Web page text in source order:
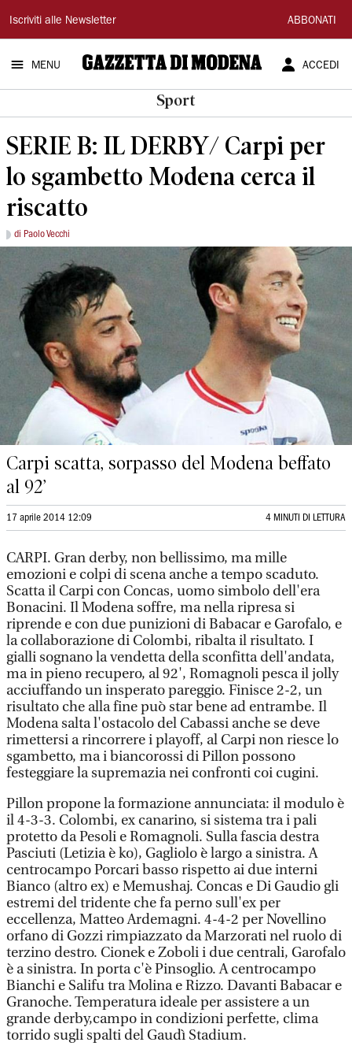
Gazzetta
di
Modena
Iscriviti alle Newsletter ABBONATI
MENU ACCEDI
Sport
SERIE B: IL DERBY/ Carpi per
lo sgambetto Modena cerca il
riscatto
di Paolo Vecchi
Carpi scatta, sorpasso del Modena beffato
al 92’
17 aprile 2014 12:09 4 MINUTI DI LETTURA
CARPI. Gran derby, non bellissimo, ma mille
emozioni e colpi di scena anche a tempo scaduto.
Scatta il Carpi con Concas, uomo simbolo dell'era
Bonacini. Il Modena soffre, ma nella ripresa si
riprende e con due punizioni di Babacar e Garofalo, e
la collaborazione di Colombi, ribalta il risultato. I
gialli sognano la vendetta della sconfitta dell'andata,
ma in pieno recupero, al 92', Romagnoli pesca il jolly
acciuffando un insperato pareggio. Finisce 2-2, un
risultato che alla fine può star bene ad entrambe. Il
Modena salta l'ostacolo del Cabassi anche se deve
rimettersi a rincorrere i playoff, al Carpi non riesce lo
sgambetto, ma i biancorossi di Pillon possono
festeggiare la supremazia nei confronti coi cugini.
Pillon propone la formazione annunciata: il modulo è
il 4-3-3. Colombi, ex canarino, si sistema tra i pali
protetto da Pesoli e Romagnoli. Sulla fascia destra
Pasciuti (Letizia è ko), Gagliolo è largo a sinistra. A
centrocampo Porcari basso rispetto ai due interni
Bianco (altro ex) e Memushaj. Concas e Di Gaudio gli
estremi del tridente che fa perno sull'ex per
eccellenza, Matteo Ardemagni. 4-4-2 per Novellino
orfano di Gozzi rimpiazzato da Marzorati nel ruolo di
terzino destro. Cionek e Zoboli i due centrali, Garofalo
è a sinistra. In porta c'è Pinsoglio. A centrocampo
Bianchi e Salifu tra Molina e Rizzo. Davanti Babacar e
Granoche. Temperatura ideale per assistere a un
grande derby,campo in condizioni perfette, clima
torrido sugli spalti del Gaudì Stadium.